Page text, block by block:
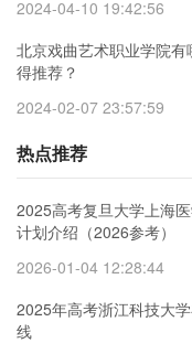
2024-04-10 19:42:56
北京戏曲艺术职业学院有
得推荐？
2024-02-07 23:57:59
热点推荐
2025高考复旦大学上海
计划介绍（2026参考）
2026-01-04 12:28:44
2025年高考浙江科技大
线